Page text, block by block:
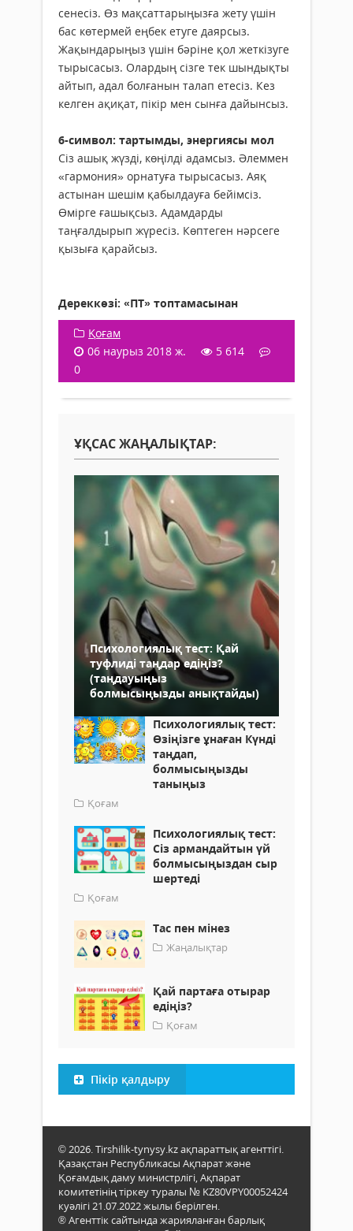
сенесіз. Өз мақсаттарыңызға жету үшін
бас көтермей еңбек етуге даярсыз.
Жақындарыңыз үшін бәріне қол жеткізуге
тырысасыз. Олардың сізге тек шындықты
айтып, адал болғанын талап етесіз. Кез
келген ақиқат, пікір мен сынға дайынсыз.
6-символ: тартымды, энергиясы мол
Сіз ашық жүзді, көңілді адамсыз. Әлеммен
«гармония» орнатуға тырысасыз. Аяқ
астынан шешім қабылдауға бейімсіз.
Өмірге ғашықсыз. Адамдарды
таңғалдырып жүресіз. Көптеген нәрсеге
қызыға қарайсыз.
Дереккөзі: «ПТ» топтамасынан
Қоғам
06 наурыз 2018 ж.
5 614
0
ҰҚСАС ЖАҢАЛЫҚТАР:
Психологиялық тест: Қай
туфлиді таңдар едіңіз?
(таңдауыңыз
болмысыңызды анықтайды)
Психологиялық тест:
Өзіңізге ұнаған Күнді
таңдап,
болмысыңызды
таныңыз
Қоғам
​Психологиялық тест:
Сіз армандайтын үй
болмысыңыздан сыр
шертеді
Қоғам
Тас пен мінез
Жаңалықтар
Қай партаға отырар
едіңіз?
Қоғам
Пікір қалдыру
© 2026. Tirshilik-tynysy.kz ақпараттық агенттігі.
Қазақстан Республикасы Ақпарат және
Қоғамдық даму министрлігі, Ақпарат
комитетінің тіркеу туралы № KZ80VPY00052424
куәлігі 21.07.2022 жылы берілген.
® Агенттік сайтында жарияланған барлық